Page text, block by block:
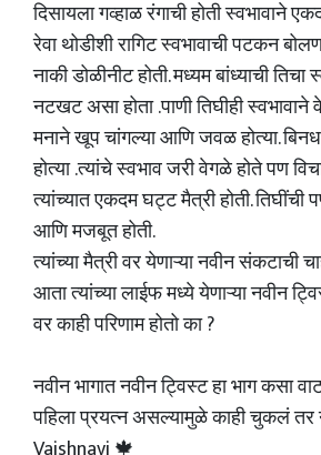
दिसायला गव्हाळ रंगाची होती स्वभावाने
रेवा थोडीशी रागिट स्वभावाची पटकन
नाकी डोळीनीट होती. मध्यम बांध्याची तिचा
नटखट असा होता .पाणी तिघीही स्वभावाने
मनाने खूप चांगल्या आणि जवळ होत्या.
होत्या .त्यांचे स्वभाव जरी वेगळे होते पण
त्यांच्यात एकदम घट्ट मैत्री होती.
आणि मजबूत होती.
त्यांच्या मैत्री वर येणाऱ्या नवीन संकटाची
आता त्यांच्या लाईफ मध्ये येणाऱ्या नवीन
वर काही परिणाम होतो का ?
नवीन भागात नवीन ट्विस्ट हा भाग कसा
पहिला प्रयत्न असल्यामुळे काही चुकलं तर